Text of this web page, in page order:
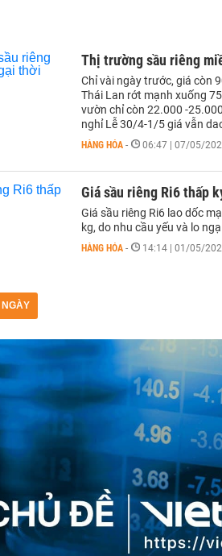
Thị trường sầu riêng
Chỉ vài ngày trước, giá còn
Thái Lan rớt mạnh xuống
vườn chỉ còn 22.000 -
nghỉ Lễ 30/4-1/5 giá vẫn
HÀNG HÓA - 06:47 | 07/05/
Giá sầu riêng Ri6 thấp
Giá sầu riêng Ri6 lao dốc
kg, do nhu cầu yếu và lo
HÀNG HÓA - 14:14 | 01/05/
NGÀY